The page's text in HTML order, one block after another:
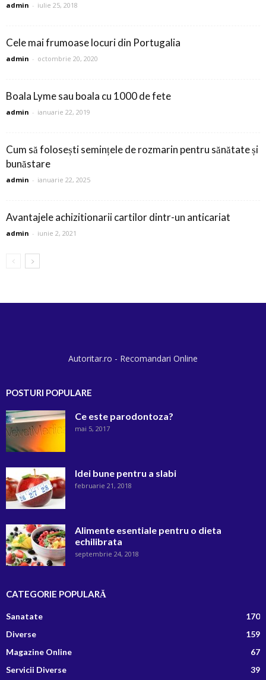
admin - iulie 25, 2018
Cele mai frumoase locuri din Portugalia
admin - octombrie 20, 2020
Boala Lyme sau boala cu 1000 de fete
admin - ianuarie 22, 2019
Cum să folosești semințele de rozmarin pentru sănătate și
bunăstare
admin - ianuarie 22, 2025
Avantajele achizitionarii cartilor dintr-un anticariat
admin - iunie 2, 2021
Autoritar.ro - Recomandari Online
POSTURI POPULARE
Ce este parodontoza?
mai 5, 2017
Idei bune pentru a slabi
februarie 21, 2018
Alimente esentiale pentru o dieta
echilibrata
septembrie 24, 2018
CATEGORIE POPULARĂ
Sanatate
170
Diverse
159
Magazine Online
67
Servicii Diverse
39